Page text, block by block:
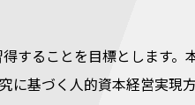
することを目標とします。
に基づく人的資本経営実現